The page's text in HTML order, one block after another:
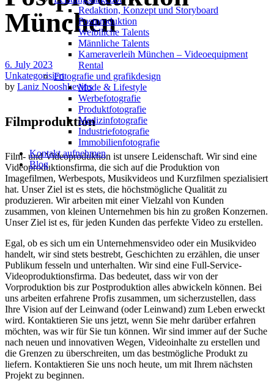
Redak­ti­on, Kon­zept und Storyboard
Post­pro­duk­ti­on
Weiblliche Talents
Männliche Talents
Kameraverleih München – Videoequipment
Rental
Fotografie und grafikdesign
Mode & Lifestyle
Werbefotografie
Produktfotografie
Medizinfotografie
Industriefotografie
Immobilienfotografie
Kontakt aufnehmen
Blog
München
6. July 2023
Unkategorisiert
by Laniz Nooshkevins
Filmproduktion
Film- und Videoproduktion ist unsere Leidenschaft. Wir sind eine
Videoproduktionsfirma, die sich auf die Produktion von
Imagefilmen, Werbespots, Musikvideos und Kurzfilmen spezialisiert
hat. Unser Ziel ist es stets, die höchstmögliche Qualität zu
produzieren. Wir arbeiten mit einer Vielzahl von Kunden
zusammen, von kleinen Unternehmen bis hin zu großen Konzernen.
Unser Ziel ist es, für jeden Kunden das perfekte Video zu erstellen.
Egal, ob es sich um ein Unternehmensvideo oder ein Musikvideo
handelt, wir sind stets bestrebt, Geschichten zu erzählen, die unser
Publikum fesseln und unterhalten. Wir sind eine Full-Service-
Videoproduktionsfirma. Das bedeutet, dass wir von der
Vorproduktion bis zur Postproduktion alles abwickeln können. Bei
uns arbeiten erfahrene Profis zusammen, um sicherzustellen, dass
Ihre Vision auf der Leinwand (oder Leinwand) zum Leben erweckt
wird. Kontaktieren Sie uns jetzt, wenn Sie mehr darüber erfahren
möchten, was wir für Sie tun können. Wir sind immer auf der Suche
nach neuen und innovativen Wegen, Videoinhalte zu erstellen und
die Grenzen zu überschreiten, um das bestmögliche Produkt zu
liefern. Kontaktieren Sie uns noch heute, um mit Ihrem nächsten
Projekt zu beginnen.